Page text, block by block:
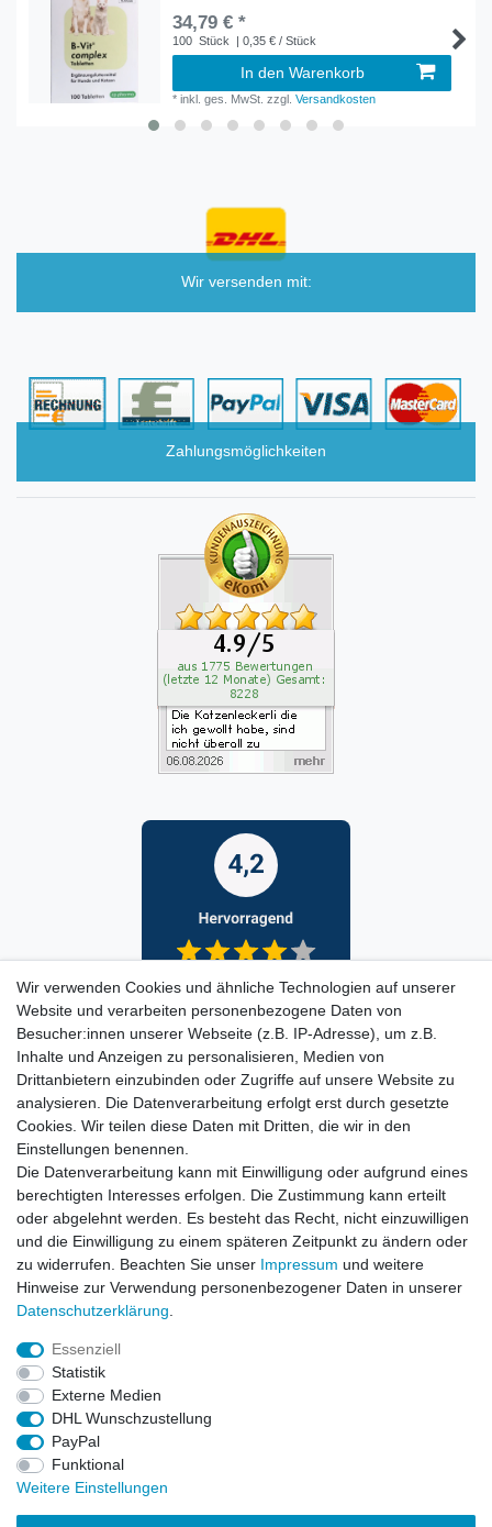
34,79 € *
100 Stück | 0,35 € / Stück
In den Warenkorb
*inkl. ges. MwSt. zzgl.Versandkosten
Wir versenden mit:
Zahlungsmöglichkeiten
Impressum
Widerrufs­recht
Wir verwenden Cookies und ähnliche Technologien auf unserer
Website und verarbeiten personenbezogene Daten von
Besucher:innen unserer Webseite (z.B. IP-Adresse), um z.B.
Inhalte und Anzeigen zu personalisieren, Medien von
Drittanbietern einzubinden oder Zugriffe auf unsere Website zu
analysieren. Die Datenverarbeitung erfolgt erst durch gesetzte
Cookies. Wir teilen diese Daten mit Dritten, die wir in den
Einstellungen benennen.
Die Datenverarbeitung kann mit Einwilligung oder aufgrund eines
berechtigten Interesses erfolgen. Die Zustimmung kann erteilt
oder abgelehnt werden. Es besteht das Recht, nicht einzuwilligen
und die Einwilligung zu einem späteren Zeitpunkt zu ändern oder
zu widerrufen. Beachten Sie unser Impressum und weitere
Hinweise zur Verwendung personenbezogener Daten in unserer
Daten­schutz­erklärung
Essenziell
Statistik
Externe Medien
DHL Wunschzustellung
PayPal
Funktional
Weitere Einstellungen